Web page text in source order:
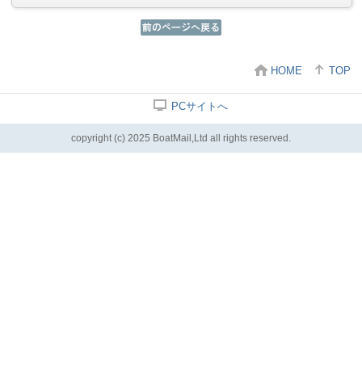
HOME TOP
PCサイトへ
copyright (c) 2025 BoatMail,Ltd all rights reserved.